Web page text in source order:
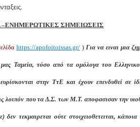
ΣΗΜΕΙΩΣΕΙΣ
https://apofoitoissas.gr/) Για να ειναι μια
Ταμεία, τόσο από τα ομόλογα του
στην ΤτΕ και έχουν επενδυθεί σε
λοιπόν που τα Δ.Σ. των Μ.Τ. αποφασισαν την
τεκμαιρεται ούτε στοιχειοθετειται,